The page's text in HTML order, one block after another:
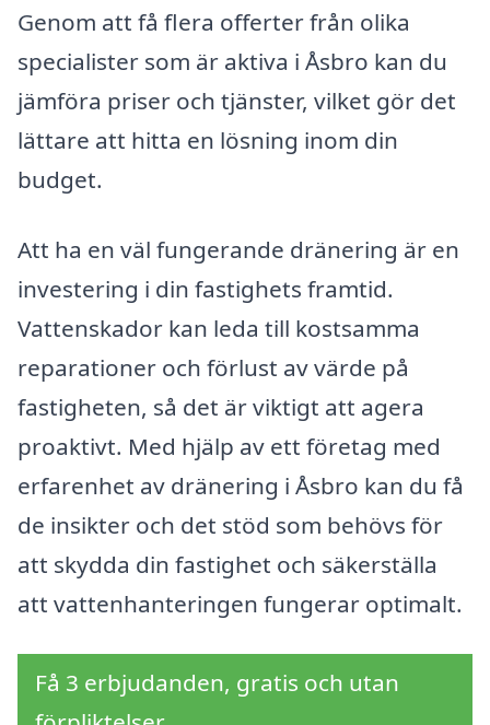
Genom att få flera offerter från olika
specialister som är aktiva i Åsbro kan du
jämföra priser och tjänster, vilket gör det
lättare att hitta en lösning inom din
budget.
Att ha en väl fungerande dränering är en
investering i din fastighets framtid.
Vattenskador kan leda till kostsamma
reparationer och förlust av värde på
fastigheten, så det är viktigt att agera
proaktivt. Med hjälp av ett företag med
erfarenhet av dränering i Åsbro kan du få
de insikter och det stöd som behövs för
att skydda din fastighet och säkerställa
att vattenhanteringen fungerar optimalt.
Få 3 erbjudanden, gratis och utan